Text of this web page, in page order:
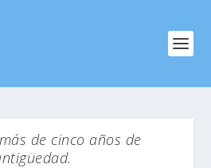
de cinco años de